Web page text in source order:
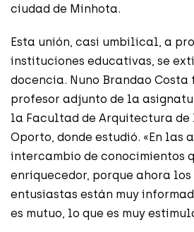
ciudad de Minhota.
Esta unión, casi umbilical, a
instituciones educativas, se
docencia. Nuno Brandao Costa
profesor adjunto de la
la Facultad de Arquitectura de
Oporto, donde estudió. «En las
intercambio de conocimientos
enriquecedor, porque ahora los
entusiastas están muy
es mutuo, lo que es muy